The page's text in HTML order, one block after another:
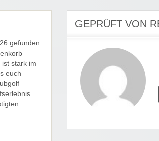
gefunden.
stark im
euch
GEPRÜFT VON